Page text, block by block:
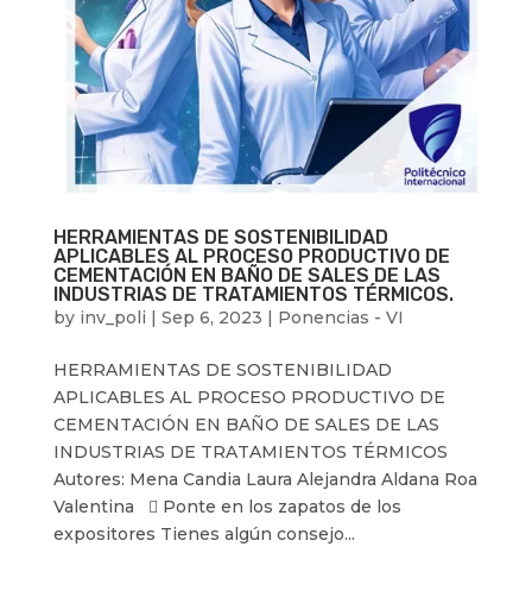
HERRAMIENTAS DE SOSTENIBILIDAD
APLICABLES AL PROCESO PRODUCTIVO DE
CEMENTACIÓN EN BAÑO DE SALES DE LAS
INDUSTRIAS DE TRATAMIENTOS TÉRMICOS.
by inv_poli | Sep 6, 2023 | Ponencias - VI
HERRAMIENTAS DE SOSTENIBILIDAD
APLICABLES AL PROCESO PRODUCTIVO DE
CEMENTACIÓN EN BAÑO DE SALES DE LAS
INDUSTRIAS DE TRATAMIENTOS TÉRMICOS
Autores: Mena Candia Laura Alejandra Aldana Roa
Valentina  Ponte en los zapatos de los
expositores Tienes algún consejo...